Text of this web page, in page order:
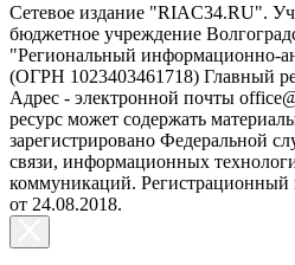
Сетевое издание "RIAC34.RU".
бюджетное учреждение
"Региональный информационно-
(ОГРН 1023403461718) Главный
Адрес - электронной почты
ресурс может содержать
зарегистрировано Федеральной
связи, информационных
коммуникаций.
от 24.08.2018.